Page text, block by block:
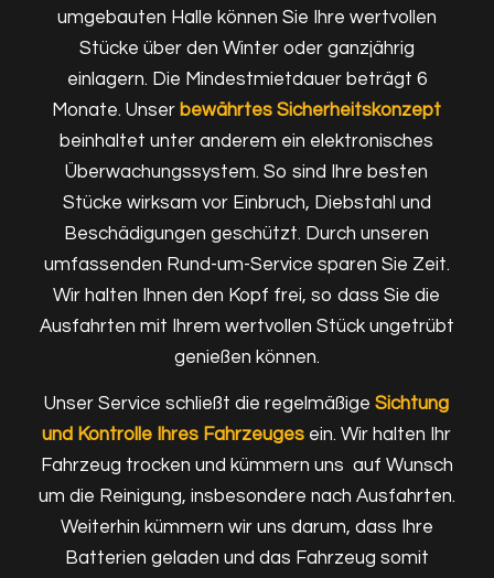
umgebauten Halle können Sie Ihre wertvollen
Stücke über den Winter oder ganzjährig
einlagern. Die Mindestmietdauer beträgt 6
Monate. Unser bewährtes Sicherheitskonzept
beinhaltet unter anderem ein elektronisches
Überwachungssystem. So sind Ihre besten
Stücke wirksam vor Einbruch, Diebstahl und
Beschädigungen geschützt. Durch unseren
umfassenden Rund-um-Service sparen Sie Zeit.
Wir halten Ihnen den Kopf frei, so dass Sie die
Ausfahrten mit Ihrem wertvollen Stück ungetrübt
genießen können.
Unser Service schließt die regelmäßigeSichtung
und Kontrolle Ihres Fahrzeuges ein. Wir halten Ihr
Fahrzeug trocken und kümmern uns auf Wunsch
um die Reinigung, insbesondere nach Ausfahrten.
Weiterhin kümmern wir uns darum, dass Ihre
Batterien geladen und das Fahrzeug somit